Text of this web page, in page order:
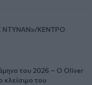
ΝΤΥΝΑΝ»/ΚΕΝΤΡΟ
του 2026 – Ο Oliver
κλείσιμο του